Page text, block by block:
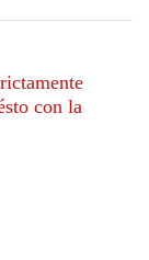
con la